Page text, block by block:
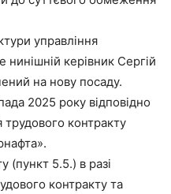
управління
керівник Сергій
на нову посаду.
2025 року відповідно
трудового контракту
(пункт 5.5.) в разі
контракту та